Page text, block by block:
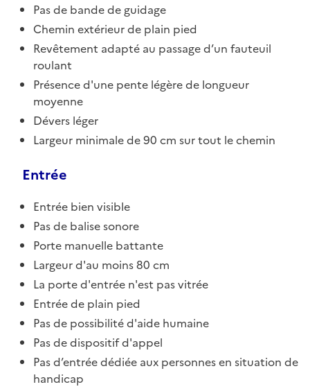
Pas de bande de guidage
Chemin extérieur de plain pied
Revêtement adapté au passage d’un fauteuil
roulant
Présence d'une pente légère de longueur
moyenne
Dévers léger
Largeur minimale de 90 cm sur tout le chemin
Entrée
Entrée bien visible
Pas de balise sonore
Porte manuelle battante
Largeur d'au moins 80 cm
La porte d'entrée n'est pas vitrée
Entrée de plain pied
Pas de possibilité d'aide humaine
Pas de dispositif d'appel
Pas d’entrée dédiée aux personnes en situation de
handicap